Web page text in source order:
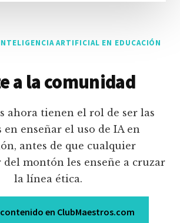
ARTIFICIAL EN EDUCACIÓN
a la comunidad
ahora tienen el rol de ser las
en enseñar el uso de IA en
antes de que cualquier
montón les enseñe a cruzar
la línea ética.
en ClubMaestros.com